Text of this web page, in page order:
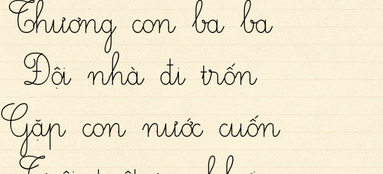
Thương con ba ba
Đội nhà đi trốn
Gặp con nước cuốn